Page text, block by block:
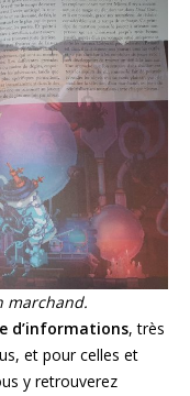
marchand.
d’informations, très
et pour celles et
y retrouverez